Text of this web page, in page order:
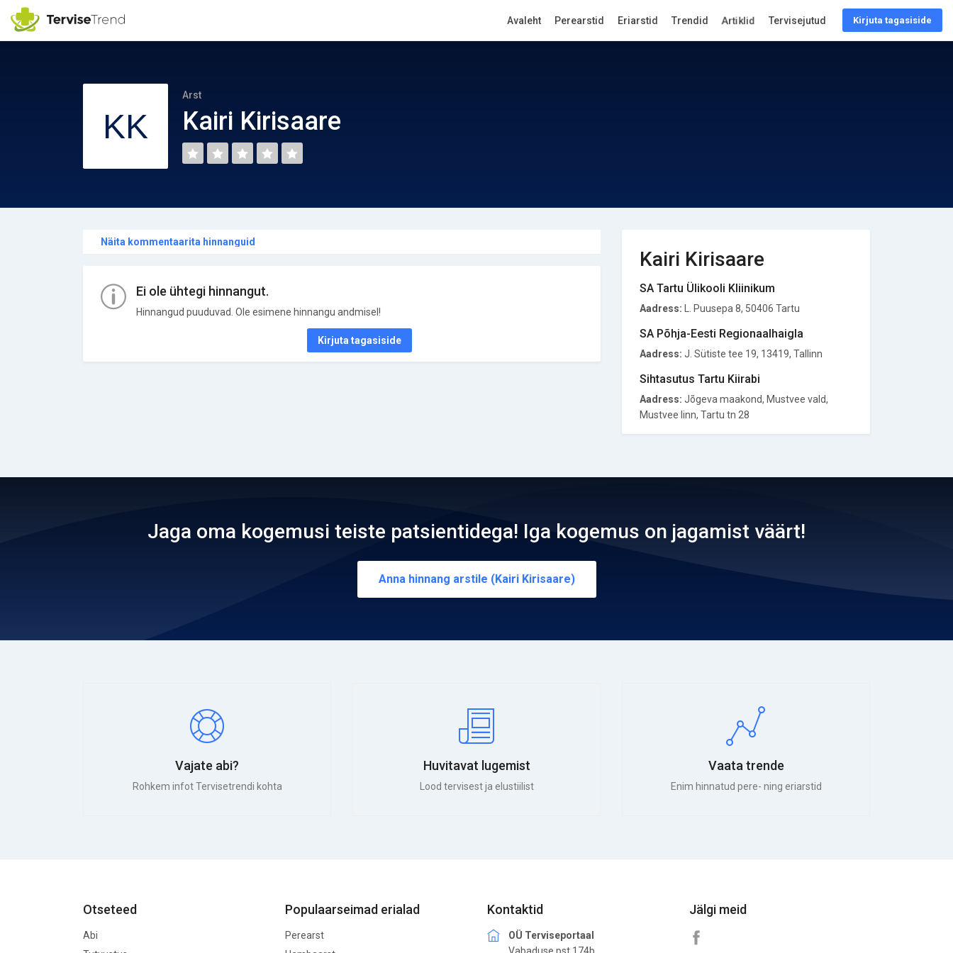
Arst
Kairi Kirisaare
Näita kommentaarita hinnanguid
Ei ole ühtegi hinnangut.
Hinnangud puuduvad. Ole esimene hinnangu andmisel!
Kirjuta tagasiside
Kairi Kirisaare
SA Tartu Ülikooli Kliinikum
Aadress: L. Puusepa 8, 50406 Tartu
SA Põhja-Eesti Regionaalhaigla
Aadress: J. Sütiste tee 19, 13419, Tallinn
Sihtasutus Tartu Kiirabi
Aadress: Jõgeva maakond, Mustvee vald,
Mustvee linn, Tartu tn 28
Jaga oma kogemusi teiste patsientidega! Iga kogemus on jagamist väärt!
Anna hinnang arstile (Kairi Kirisaare)
Vajate abi?
Rohkem infot Tervisetrendi kohta
Huvitavat lugemist
Lood tervisest ja elustiilist
Vaata trende
Enim hinnatud pere- ning eriarstid
Otseteed
Abi
Populaarseimad erialad
Perearst
Kontaktid
OÜ Terviseportaal
Jälgi meid
Kirjuta tagasiside
Avaleht Perearstid Eriarstid Trendid Artiklid Tervisejutud